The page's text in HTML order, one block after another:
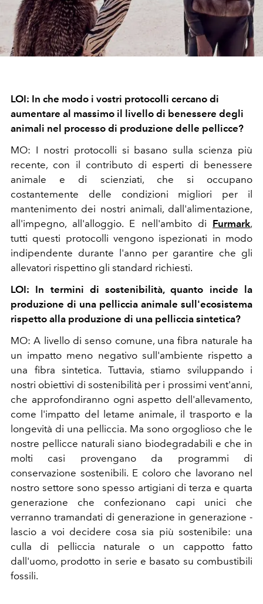
LOI: In che modo i vostri protocolli cercano di
aumentare al massimo il livello di benessere degli
animali nel processo di produzione delle pellicce?
MO: I nostri protocolli si basano sulla scienza più
recente, con il contributo di esperti di benessere
animale e di scienziati, che si occupano
costantemente delle condizioni migliori per il
mantenimento dei nostri animali, dall'alimentazione,
all'impegno, all'alloggio. E nell'ambito di Furmark,
tutti questi protocolli vengono ispezionati in modo
indipendente durante l'anno per garantire che gli
allevatori rispettino gli standard richiesti.
LOI: In termini di sostenibilità, quanto incide la
produzione di una pelliccia animale sull'ecosistema
rispetto alla produzione di una pelliccia sintetica?
MO: A livello di senso comune, una fibra naturale ha
un impatto meno negativo sull'ambiente rispetto a
una fibra sintetica. Tuttavia, stiamo sviluppando i
nostri obiettivi di sostenibilità per i prossimi vent'anni,
che approfondiranno ogni aspetto dell'allevamento,
come l'impatto del letame animale, il trasporto e la
longevità di una pelliccia. Ma sono orgoglioso che le
nostre pellicce naturali siano biodegradabili e che in
molti casi provengano da programmi di
conservazione sostenibili. E coloro che lavorano nel
nostro settore sono spesso artigiani di terza e quarta
generazione che confezionano capi unici che
verranno tramandati di generazione in generazione -
lascio a voi decidere cosa sia più sostenibile: una
culla di pelliccia naturale o un cappotto fatto
dall'uomo, prodotto in serie e basato su combustibili
fossili.